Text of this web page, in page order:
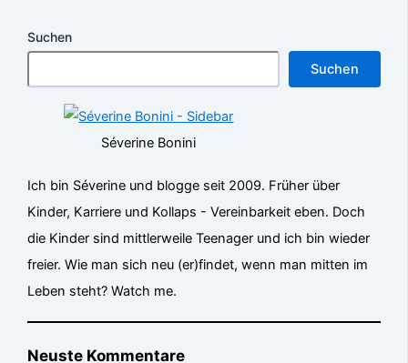
Suchen
Suchen
Séverine Bonini
Ich bin Séverine und blogge seit 2009. Früher über
Kinder, Karriere und Kollaps - Vereinbarkeit eben. Doch
die Kinder sind mittlerweile Teenager und ich bin wieder
freier. Wie man sich neu (er)findet, wenn man mitten im
Leben steht? Watch me.
Neuste Kommentare